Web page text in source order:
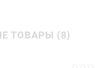
ТОВАРЫ (8)